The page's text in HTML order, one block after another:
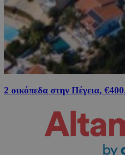
2 οικόπεδα στην Πέγεια,